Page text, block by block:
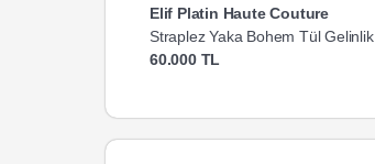
Elif Platin Haute Couture
Straplez Yaka Bohem Tül Gelinlik
60.000 TL